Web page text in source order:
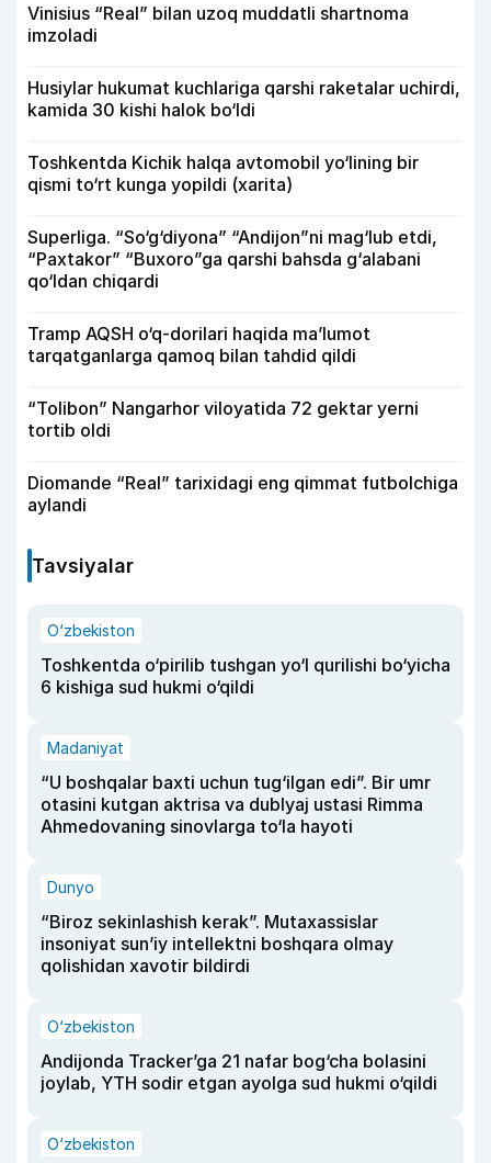
Vinisius “Real” bilan uzoq muddatli shartnoma
imzoladi
Husiylar hukumat kuchlariga qarshi raketalar uchirdi,
kamida 30 kishi halok bo‘ldi
Toshkentda Kichik halqa avtomobil yo‘lining bir
qismi to‘rt kunga yopildi (xarita)
Superliga. “So‘g‘diyona” “Andijon”ni mag‘lub etdi,
“Paxtakor” “Buxoro”ga qarshi bahsda g‘alabani
qo‘ldan chiqardi
Tramp AQSH o‘q-dorilari haqida ma’lumot
tarqatganlarga qamoq bilan tahdid qildi
“Tolibon” Nangarhor viloyatida 72 gektar yerni
tortib oldi
Diomande “Real” tarixidagi eng qimmat futbolchiga
aylandi
Tavsiyalar
O‘zbekiston
Toshkentda o‘pirilib tushgan yo‘l qurilishi bo‘yicha
6 kishiga sud hukmi o‘qildi
Madaniyat
“U boshqalar baxti uchun tug‘ilgan edi”. Bir umr
otasini kutgan aktrisa va dublyaj ustasi Rimma
Ahmedovaning sinovlarga to‘la hayoti
Dunyo
“Biroz sekinlashish kerak”. Mutaxassislar
insoniyat sun’iy intellektni boshqara olmay
qolishidan xavotir bildirdi
O‘zbekiston
Andijonda Tracker’ga 21 nafar bog‘cha bolasini
joylab, YTH sodir etgan ayolga sud hukmi o‘qildi
O‘zbekiston